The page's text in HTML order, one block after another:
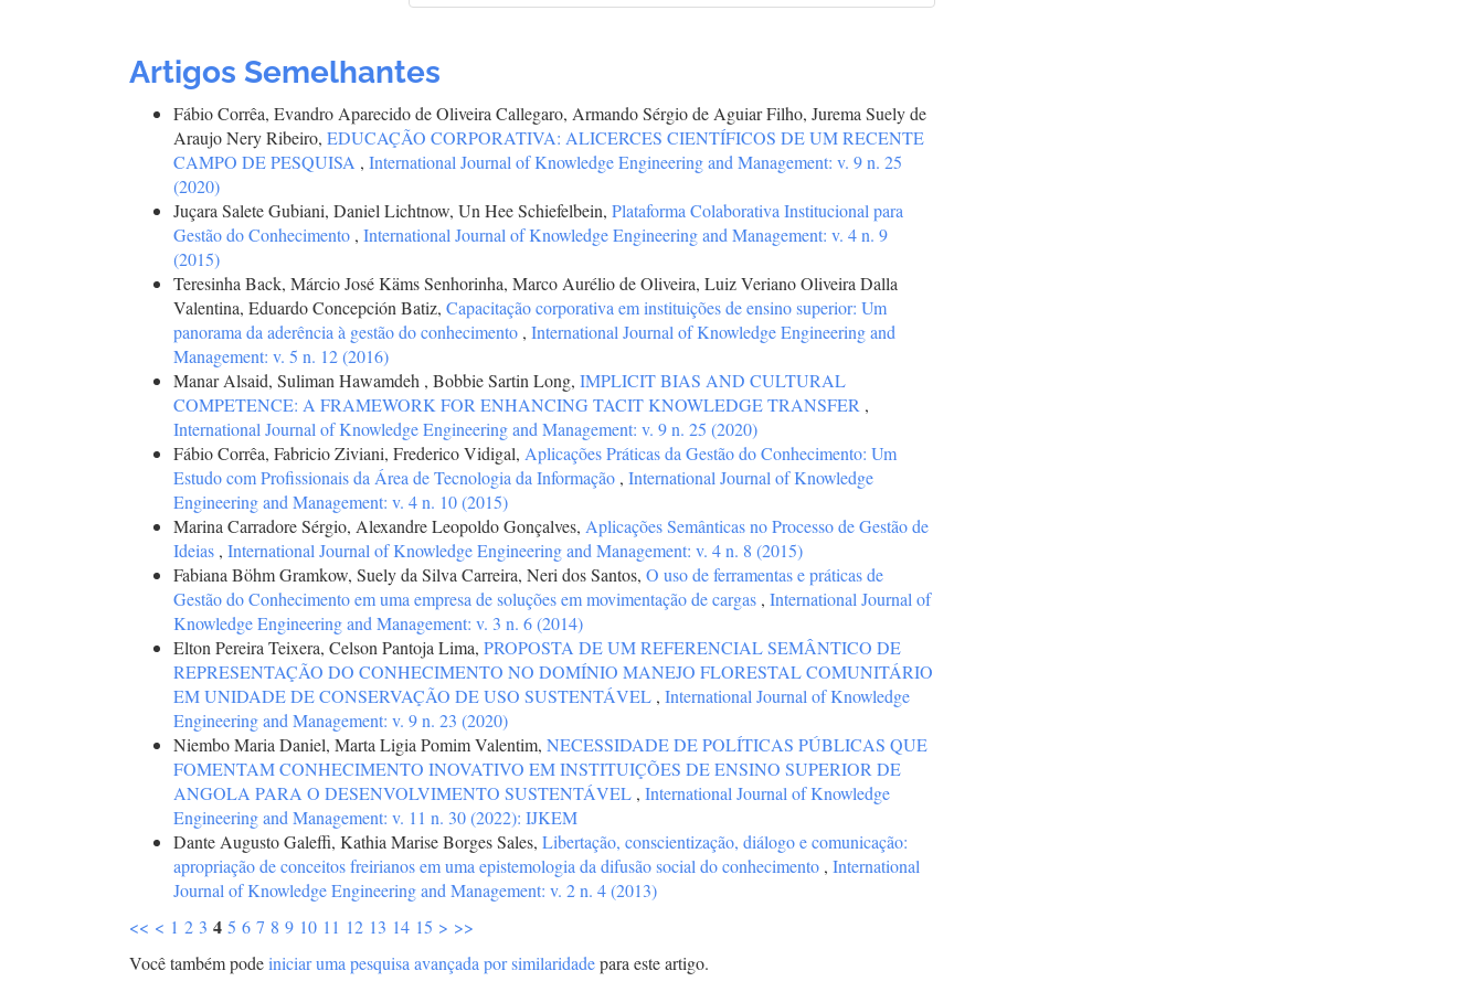
Artigos Semelhantes
Fábio Corrêa, Evandro Aparecido de Oliveira Callegaro, Armando Sérgio de Aguiar Filho, Jurema Suely de
Araujo Nery Ribeiro, EDUCAÇÃO CORPORATIVA: ALICERCES CIENTÍFICOS DE UM RECENTE
CAMPO DE PESQUISA , International Journal of Knowledge Engineering and Management: v. 9 n. 25
(2020)
Juçara Salete Gubiani, Daniel Lichtnow, Un Hee Schiefelbein, Plataforma Colaborativa Institucional para
Gestão do Conhecimento , International Journal of Knowledge Engineering and Management: v. 4 n. 9
(2015)
Teresinha Back, Márcio José Käms Senhorinha, Marco Aurélio de Oliveira, Luiz Veriano Oliveira Dalla
Valentina, Eduardo Concepción Batiz, Capacitação corporativa em instituições de ensino superior: Um
panorama da aderência à gestão do conhecimento , International Journal of Knowledge Engineering and
Management: v. 5 n. 12 (2016)
Manar Alsaid, Suliman Hawamdeh , Bobbie Sartin Long, IMPLICIT BIAS AND CULTURAL
COMPETENCE: A FRAMEWORK FOR ENHANCING TACIT KNOWLEDGE TRANSFER ,
International Journal of Knowledge Engineering and Management: v. 9 n. 25 (2020)
Fábio Corrêa, Fabricio Ziviani, Frederico Vidigal, Aplicações Práticas da Gestão do Conhecimento: Um
Estudo com Profissionais da Área de Tecnologia da Informação , International Journal of Knowledge
Engineering and Management: v. 4 n. 10 (2015)
Marina Carradore Sérgio, Alexandre Leopoldo Gonçalves, Aplicações Semânticas no Processo de Gestão de
Ideias , International Journal of Knowledge Engineering and Management: v. 4 n. 8 (2015)
Fabiana Böhm Gramkow, Suely da Silva Carreira, Neri dos Santos, O uso de ferramentas e práticas de
Gestão do Conhecimento em uma empresa de soluções em movimentação de cargas , International Journal of
Knowledge Engineering and Management: v. 3 n. 6 (2014)
Elton Pereira Teixera, Celson Pantoja Lima, PROPOSTA DE UM REFERENCIAL SEMÂNTICO DE
REPRESENTAÇÃO DO CONHECIMENTO NO DOMÍNIO MANEJO FLORESTAL COMUNITÁRIO
EM UNIDADE DE CONSERVAÇÃO DE USO SUSTENTÁVEL , International Journal of Knowledge
Engineering and Management: v. 9 n. 23 (2020)
Niembo Maria Daniel, Marta Ligia Pomim Valentim, NECESSIDADE DE POLÍTICAS PÚBLICAS QUE
FOMENTAM CONHECIMENTO INOVATIVO EM INSTITUIÇÕES DE ENSINO SUPERIOR DE
ANGOLA PARA O DESENVOLVIMENTO SUSTENTÁVEL , International Journal of Knowledge
Engineering and Management: v. 11 n. 30 (2022): IJKEM
Dante Augusto Galeffi, Kathia Marise Borges Sales, Libertação, conscientização, diálogo e comunicação:
apropriação de conceitos freirianos em uma epistemologia da difusão social do conhecimento , International
Journal of Knowledge Engineering and Management: v. 2 n. 4 (2013)
<< < 1 2 3 4 5 6 7 8 9 10 11 12 13 14 15 > >>
Você também podeiniciar uma pesquisa avançada por similaridadepara este artigo.